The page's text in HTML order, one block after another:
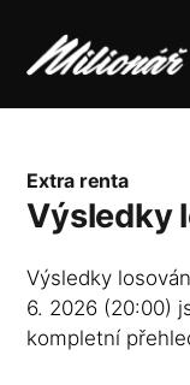
Extra renta
Výsledky
Výsledky
6. 2026 (20:00)
kompletní